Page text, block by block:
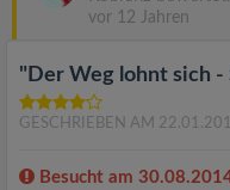
vor 12 Jahren
"Der Weg lohnt sich -
GESCHRIEBEN AM
Besucht am